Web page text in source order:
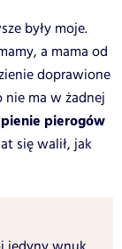
były moje.
a mama od
doprawione
ma w żadnej
pierogów
się walił, jak